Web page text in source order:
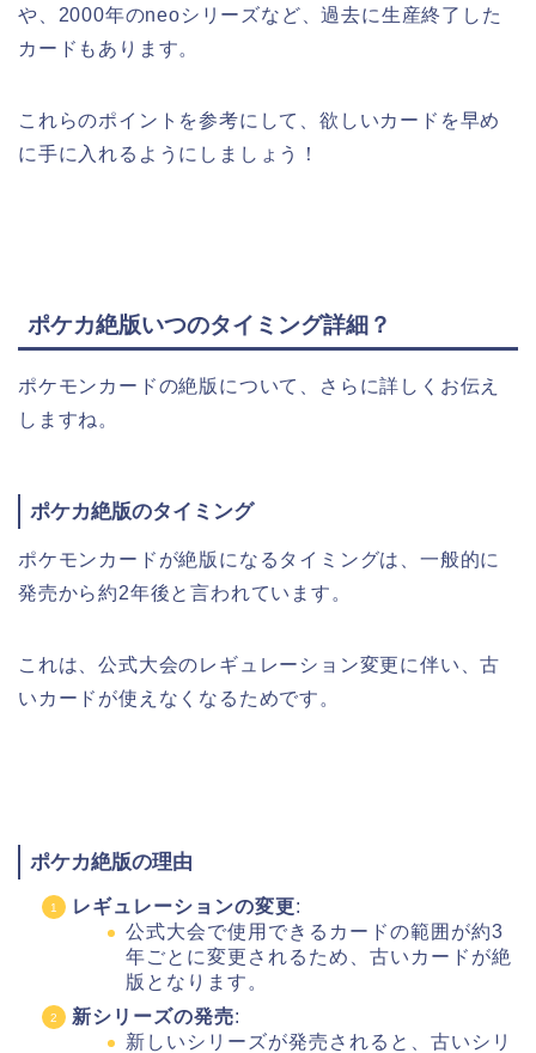
や、2000年のneoシリーズなど、過去に生産終了した
カードもあります。
これらのポイントを参考にして、欲しいカードを早め
に手に入れるようにしましょう！
ポケカ絶版いつのタイミング詳細？
ポケモンカードの絶版について、さらに詳しくお伝え
しますね。
ポケカ絶版のタイミング
ポケモンカードが絶版になるタイミングは、一般的に
発売から約2年後と言われています。
これは、公式大会のレギュレーション変更に伴い、古
いカードが使えなくなるためです。
ポケカ絶版の理由
レギュレーションの変更:
公式大会で使用できるカードの範囲が約3
年ごとに変更されるため、古いカードが絶
版となります。
新シリーズの発売:
新しいシリーズが発売されると、古いシリ